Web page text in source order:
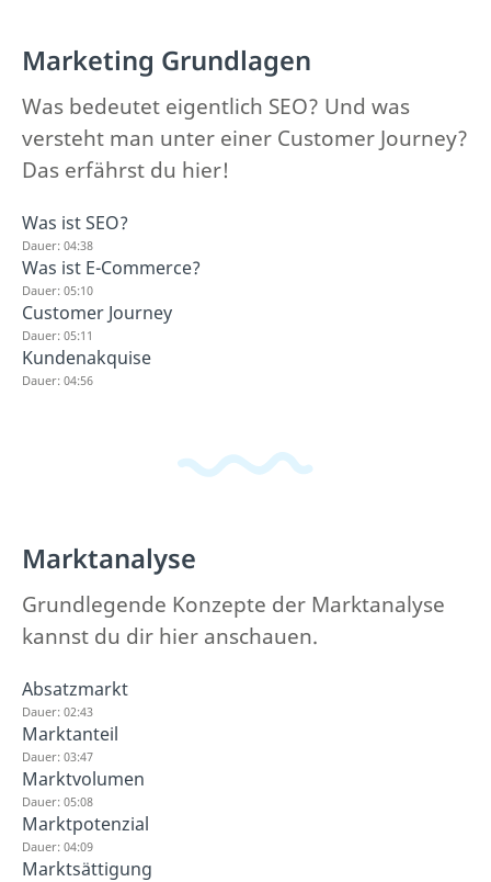
Marketing Grundlagen
Was bedeutet eigentlich SEO? Und was
versteht man unter einer Customer Journey?
Das erfährst du hier!
Was ist SEO?
Dauer: 04:38
Was ist E-Commerce?
Dauer: 05:10
Customer Journey
Dauer: 05:11
Kundenakquise
Dauer: 04:56
Marktanalyse
Grundlegende Konzepte der Marktanalyse
kannst du dir hier anschauen.
Absatzmarkt
Dauer: 02:43
Marktanteil
Dauer: 03:47
Marktvolumen
Dauer: 05:08
Marktpotenzial
Dauer: 04:09
Marktsättigung